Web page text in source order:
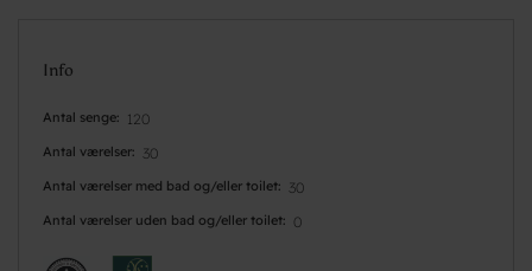
Info
Antal senge 120
Antal værelser 30
Antal værelser med bad og/eller toilet 30
Antal værelser uden bad og/eller toilet 0